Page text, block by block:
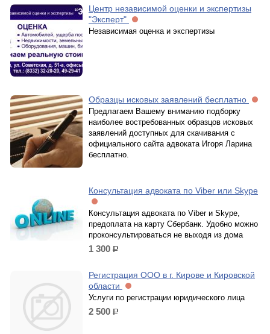
Центр независимой оценки и экспертизы
"Эксперт"
Независимая оценка и экспертизы
Образцы исковых заявлений бесплатно
Предлагаем Вашему вниманию подборку
наиболее востребованных образцов исковых
заявлений доступных для скачивания с
официального сайта адвоката Игоря Ларина
бесплатно.
Консультация адвоката по Viber или Skype
Консультация адвоката по Viber и Skype,
предоплата на карту Сбербанк. Удобно можно
проконсультироваться не выходя из дома
1 300 р.
Регистрация ООО в г. Кирове и Кировской
области
Услуги по регистрации юридического лица
2 500 р.